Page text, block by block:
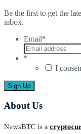
Be the first to get the
inbox.
Email*
*
I
About Us
NewsBTC is a